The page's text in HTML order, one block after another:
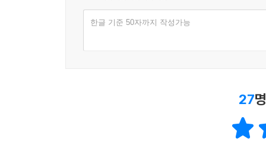
한글 기준 50자까지 작성가능
27